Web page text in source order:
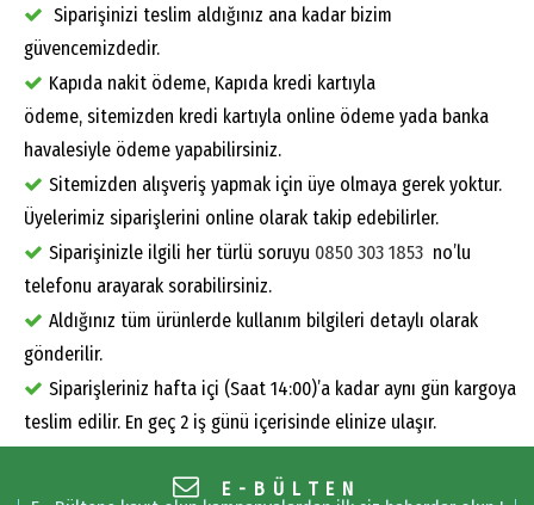
Siparişinizi teslim aldığınız ana kadar bizim
güvencemizdedir.
Kapıda nakit ödeme, Kapıda kredi kartıyla
ödeme, sitemizden kredi kartıyla online ödeme yada banka
havalesiyle ödeme yapabilirsiniz.
Sitemizden alışveriş yapmak için üye olmaya gerek yoktur.
Üyelerimiz siparişlerini online olarak takip edebilirler.
Siparişinizle ilgili her türlü soruyu 0850 303 1853 no’lu
telefonu arayarak sorabilirsiniz.
Aldığınız tüm ürünlerde kullanım bilgileri detaylı olarak
gönderilir.
Siparişleriniz hafta içi (Saat 14:00)’a kadar aynı gün kargoya
teslim edilir. En geç 2 iş günü içerisinde elinize ulaşır.
E-BÜLTEN